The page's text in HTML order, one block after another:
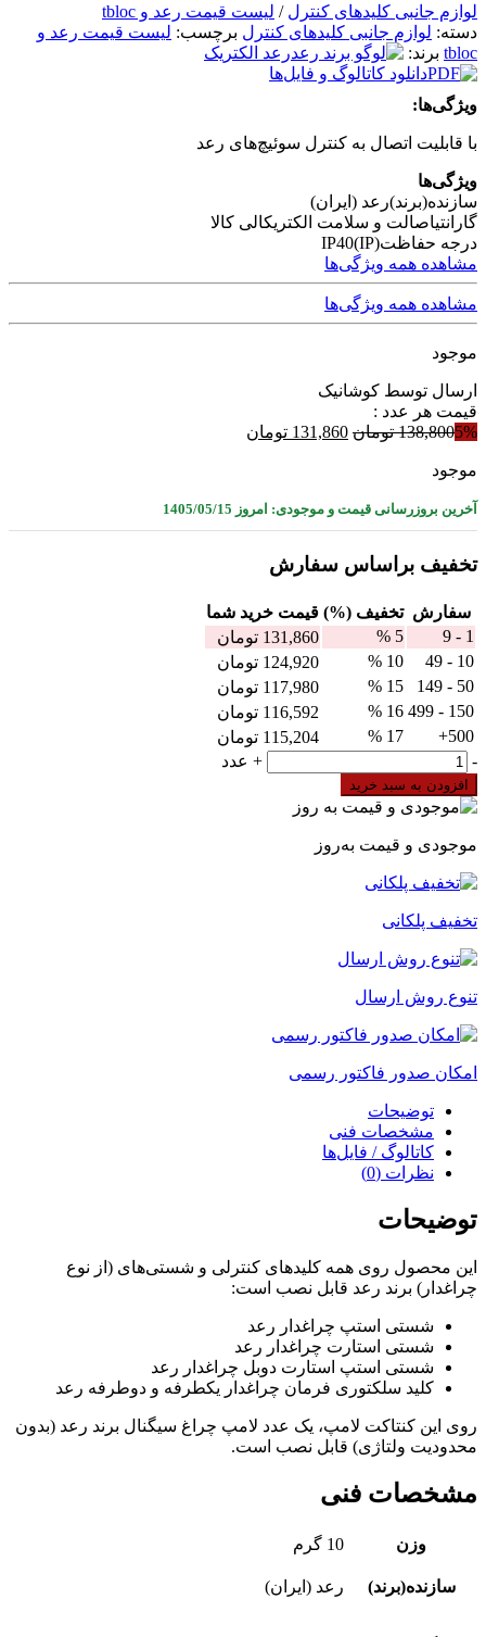
لوازم جانبی کلیدهای کنترل / لیست قیمت رعد و tbloc
دسته: لوازم جانبی کلیدهای کنترل برچسب: لیست قیمت رعد و
tbloc برند:
رعد الکتریک
دانلود کاتالوگ و فایل‌ها
ویژگی‌ها:
با قابلیت اتصال به کنترل سوئیچ‌های رعد
ویژگی‌ها
سازنده(برند)رعد (ایران)
گارانتیاصالت و سلامت الکتریکالی کالا
درجه حفاظت(IP)
IP40
مشاهده همه ویژگی‌ها
مشاهده همه ویژگی‌ها
موجود
ارسال توسط کوشانیک
قیمت هر عدد :
5%
138,800 تومان قیمت
131,860 تومان
موجود
آخرین بروزرسانی قیمت و موجودی: امروز 1405/05/15
تخفیف براساس سفارش
سفارش تخفیف (%) قيمت خرید شما
1 - 9
5 %
131,860 تومان
10 - 49
10 %
124,920 تومان
50 - 149
15 %
117,980 تومان
150 - 499
16 %
116,592 تومان
500+
17 %
115,204 تومان
کنتاکت
لامپ
رعد
RSC
-
+ عدد
افزودن به سبد خرید
موجودی و قیمت به‌روز
تخفیف پلکانی
تنوع روش ارسال
امکان صدور فاکتور رسمی
توضیحات
مشخصات فنی
کاتالوگ / فایل‌ها
نظرات (0)
توضیحات
این محصول روی همه کلیدهای کنترلی و شستی‌های (از نوع
چراغدار) برند رعد قابل نصب است:
شستی استپ چراغدار رعد
شستی استارت چراغدار رعد
شستی استپ استارت دوبل چراغدار رعد
کلید سلکتوری فرمان چراغدار یکطرفه و دوطرفه رعد
روی این کنتاکت لامپ، یک عدد لامپ چراغ سیگنال برند رعد (بدون
محدودیت ولتاژی) قابل نصب است.
مشخصات فنی
وزن 10 گرم
سازنده(برند) رعد (ایران)